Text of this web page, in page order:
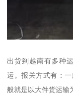
出货到越南有多种
运。报关方式有：
般就是以大件货运输